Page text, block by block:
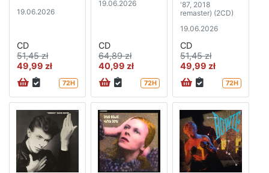
19.06.2026
CD
51,45 zł
49,99 zł
72H
19.06.2026
CD
64,89 zł
40,99 zł
72H
'87, 2018
remaster) (2CD)
19.06.2026
CD
51,45 zł
49,99 zł
72H